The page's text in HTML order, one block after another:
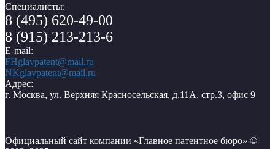
Специалисты:
8 (495) 620-49-00
8 (915) 213-213-6
E-mail:
FHglavpatent@mail.ru
NKglavpatent@mail.ru
Адрес:
г. Москва, ул. Верхняя Красносельская, д.11А, стр.3, офис 9
Официальный сайт компании «Главное патентное бюро» ©